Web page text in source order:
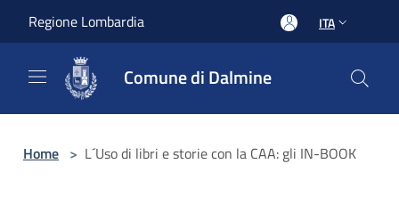
Regione Lombardia ITA
Comune di Dalmine
Home > L´Uso di libri e storie con la CAA: gli IN-BOOK